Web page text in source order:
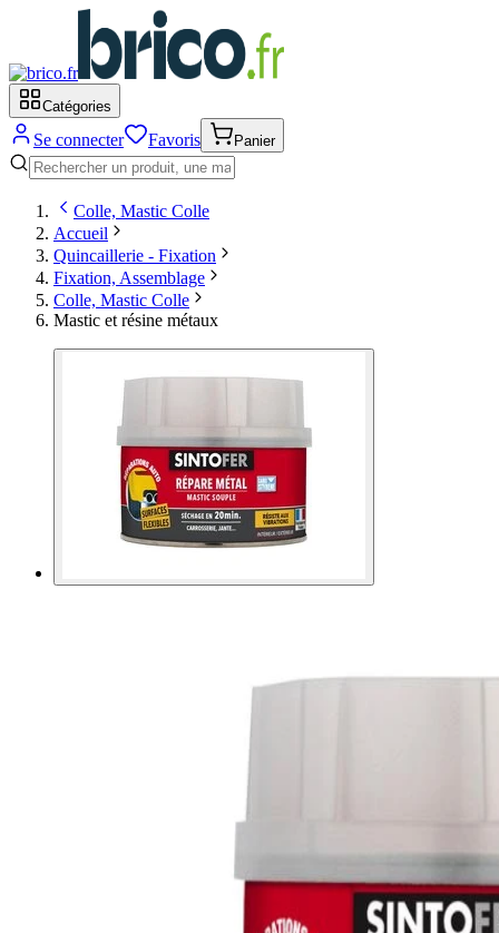
Catégories
Se connecter Favoris Panier
Colle, Mastic Colle
Accueil
Quincaillerie - Fixation
Fixation, Assemblage
Colle, Mastic Colle
Mastic et résine métaux